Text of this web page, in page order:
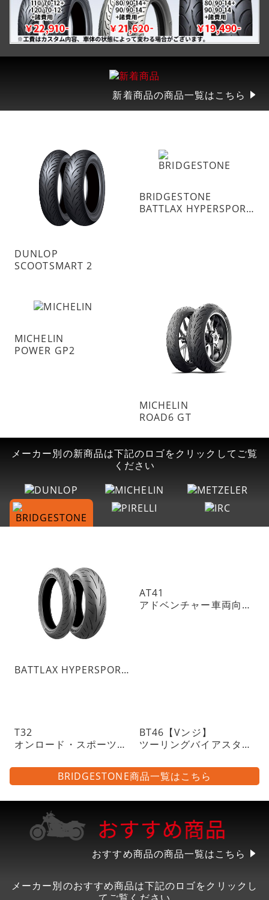
新着商品の商品一覧はこちら
DUNLOP
SCOOTSMART 2
BRIDGESTONE
BATTLAX HYPERSPORT S23
MICHELIN
POWER GP2
MICHELIN
ROAD6 GT
メーカー別の新商品は下記のロゴをクリックしてご覧
ください
BATTLAX HYPERSPORT S23
AT41
アドベンチャー車両向けトレイルタイヤ ON指向
T32
オンロード・スポーツツーリングラジアルタイヤ・チューブレスタイプ
BT46【Vンジ】
ツーリングバイアスタイヤ・チューブレスタイプ
BRIDGESTONE商品一覧はこちら
おすすめ商品の商品一覧はこちら
メーカー別のおすすめ商品は下記のロゴをクリックし
てご覧ください